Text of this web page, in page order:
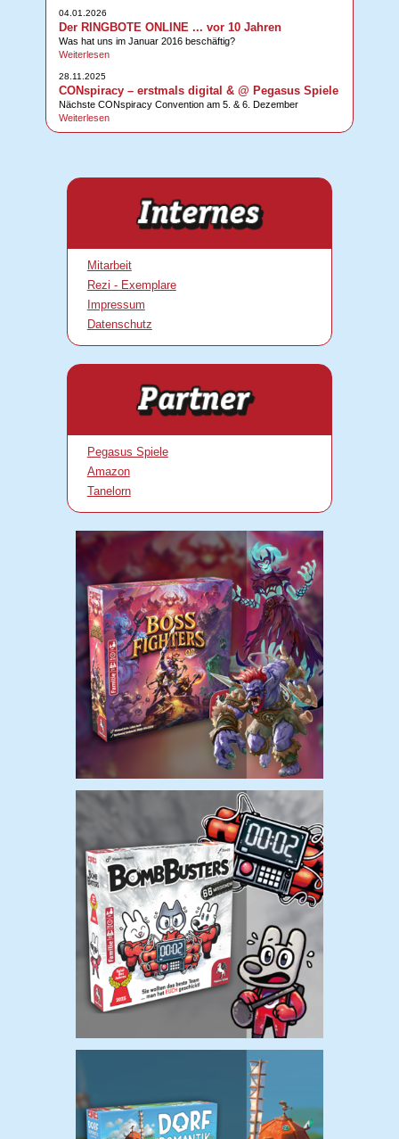
04.01.2026
Der RINGBOTE ONLINE ... vor 10 Jahren
Was hat uns im Januar 2016 beschäftig?
Weiterlesen
28.11.2025
CONspiracy – erstmals digital & @ Pegasus Spiele
Nächste CONspiracy Convention am 5. & 6. Dezember
Weiterlesen
Mitarbeit
Rezi - Exemplare
Impressum
Datenschutz
Pegasus Spiele
Amazon
Tanelorn